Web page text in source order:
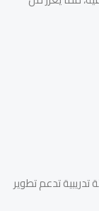
تدريبية تدعم تطوير